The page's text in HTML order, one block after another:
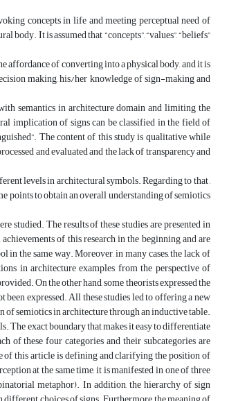
concepts in life and meeting perceptual need of
It is assumed that “concepts”, “values”, “beliefs”
affordance of converting into a physical body, and it is
making, his/her knowledge of sign-making and
semantics in architecture domain and limiting the
implication of signs can be classified in the field of
The content of this study is qualitative while
and evaluated and the lack of transparency and
levels in architectural symbols. Regarding to that ,
points to obtain an overall understanding of semiotics
The results of these studies are presented in
of this research in the beginning and are
the same way. Moreover, in many cases, the lack of
in architecture examples from the perspective of
On the other hand, some theorists expressed the
expressed. All these studies led to offering a new
semiotics in architecture through an inductive table.
The exact boundary that makes it easy to differentiate
these four categories and their subcategories are
of this article is defining and clarifying the position of
at the same time, it is manifested in one of three
metaphor). In addition, the hierarchy of sign